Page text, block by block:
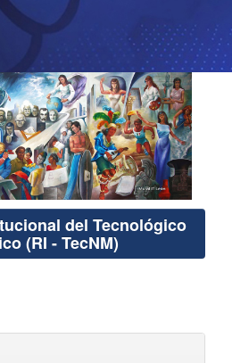
del Tecnológico
(RI - TecNM)